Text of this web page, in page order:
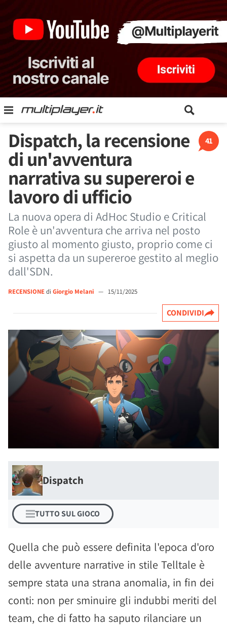
41
Dispatch, la recensione
di un'avventura
narrativa su supereroi e
lavoro di ufficio
La nuova opera di AdHoc Studio e Critical
Role è un'avventura che arriva nel posto
giusto al momento giusto, proprio come ci
si aspetta da un supereroe gestito al meglio
dall'SDN.
RECENSIONEdi Giorgio Melani — 15/11/2025
CONDIVIDI
Dispatch
TUTTO SUL GIOCO
Quella che può essere definita l'epoca d'oro
delle avventure narrative in stile Telltale è
sempre stata una strana anomalia, in fin dei
conti: non per sminuire gli indubbi meriti del
team, che di fatto ha saputo rilanciare un